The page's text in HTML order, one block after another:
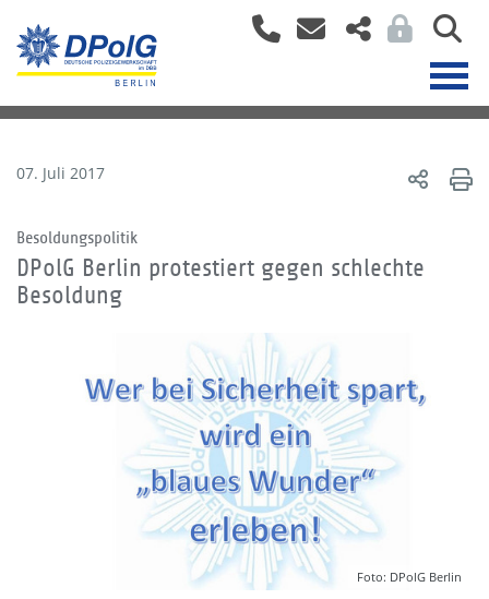
07. Juli 2017
Besoldungspolitik
DPolG Berlin protestiert gegen schlechte
Besoldung
Foto: DPolG Berlin